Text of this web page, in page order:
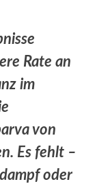
Rate an
im
von
Es fehlt –
oder